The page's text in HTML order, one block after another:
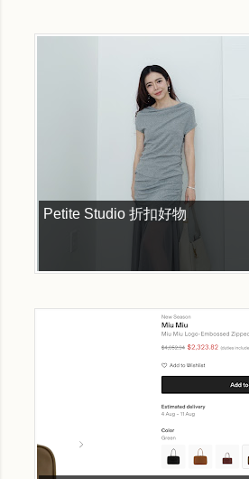
Petite Studio 折扣好物